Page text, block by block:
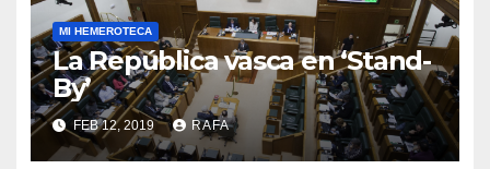
MI HEMEROTECA
La República vasca en ‘Stand-
By’
FEB 12, 2019 RAFA